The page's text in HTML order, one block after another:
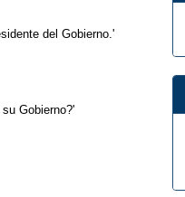
del Gobierno.'
Gobierno?'